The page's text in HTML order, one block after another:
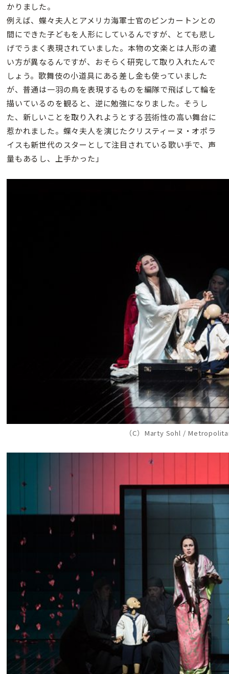
かりました。
例えば、蝶々夫人とアメリカ海軍士官のピンカートンとの
間にできた子どもを人形にしているんですが、とても悲し
げでうまく表現されていました。本物の文楽とは人形の遣
い方が異なるんですが、おそらく研究して取り入れたんで
しょう。歌舞伎の小道具にある差し金も使っていました
が、普通は一羽の鳥を表現するものを編隊で飛ばして輪を
描いているのを観ると、逆に勉強になりました。そうし
た、新しいことを取り入れようとする芸術性の高い舞台に
惹かれました。蝶々夫人を演じたクリスティーヌ・オポラ
イスも新世代のスターとして注目されている歌い手で、声
量もあるし、上手かった」
（C）Marty Sohl /